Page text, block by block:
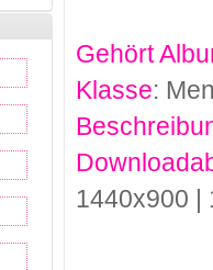
Gehört
Klasse:
1440x900 |